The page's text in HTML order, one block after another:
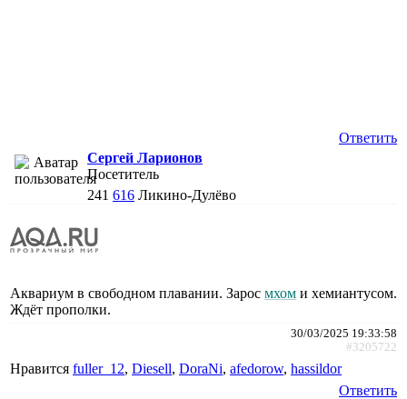
Ответить
Сергей Ларионов
Посетитель
241 616 Ликино-Дулёво
Аквариум в свободном плавании. Зарос мхом и хемиантусом.
Ждёт прополки.
30/03/2025 19:33:58
#3205722
Нравится fuller_12, Diesell, DoraNi, afedorow, hassildor
Ответить